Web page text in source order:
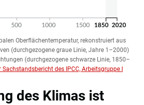
Oberflächentemperatur, rekonstruiert aus
(durchgezogene graue Linie, Jahre 1–2000)
(durchgezogene schwarze Linie, 1850–
Sachstandsbericht des IPCC, Arbeitsgruppe I
des Klimas ist